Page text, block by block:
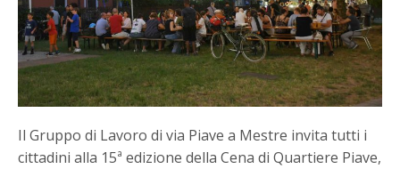
Il Gruppo di Lavoro di via Piave a Mestre invita tutti i
cittadini alla 15ª edizione della Cena di Quartiere Piave,